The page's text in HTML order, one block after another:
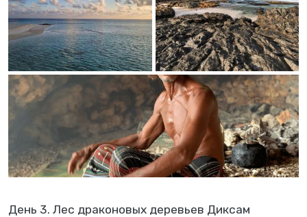
День 3. Лес драконовых деревьев Диксам